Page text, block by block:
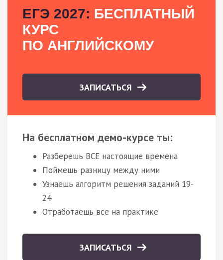
ЕГЭ 2027: БЕСПЛАТНЫЙ
КУРС
ПО АНГЛИЙСКОМУ
ЗАПИСАТЬСЯ
На бесплатном демо-курсе ты:
Разберешь ВСЕ настоящие времена
Поймешь разницу между ними
Узнаешь алгоритм решения заданий 19-
24
Отработаешь все на практике
ЗАПИСАТЬСЯ